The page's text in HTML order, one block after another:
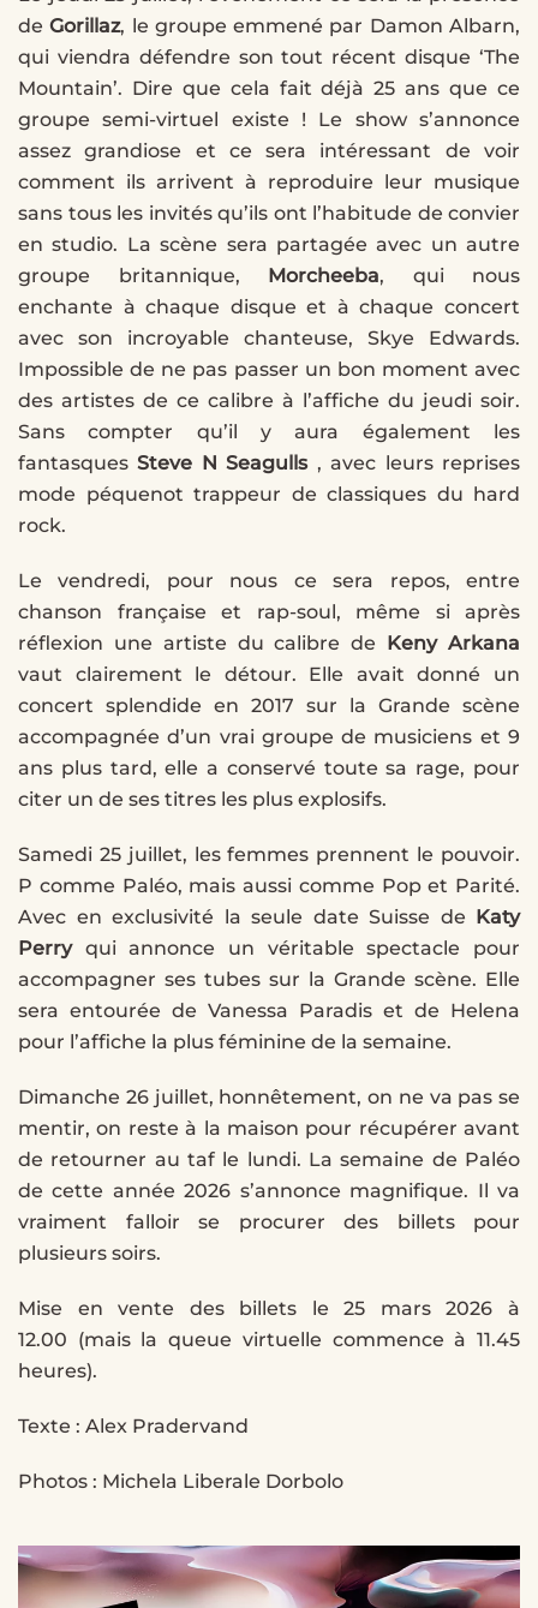
deGorillaz, le groupe emmené par Damon Albarn,
qui viendra défendre son tout récent disque ‘The
Mountain’. Dire que cela fait déjà 25 ans que ce
groupe semi-virtuel existe ! Le show s’annonce
assez grandiose et ce sera intéressant de voir
comment ils arrivent à reproduire leur musique
sans tous les invités qu’ils ont l’habitude de convier
en studio. La scène sera partagée avec un autre
groupe britannique, Morcheeba, qui nous
enchante à chaque disque et à chaque concert
avec son incroyable chanteuse, Skye Edwards.
Impossible de ne pas passer un bon moment avec
des artistes de ce calibre à l’affiche du jeudi soir.
Sans compter qu’il y aura également les
fantasquesSteve N Seagulls, avec leurs reprises
mode péquenot trappeur de classiques du hard
rock.
Le vendredi, pour nous ce sera repos, entre
chanson française et rap-soul, même si après
réflexion une artiste du calibre de Keny Arkana
vaut clairement le détour. Elle avait donné un
concert splendide en 2017 sur la Grande scène
accompagnée d’un vrai groupe de musiciens et 9
ans plus tard, elle a conservé toute sa rage, pour
citer un de ses titres les plus explosifs.
Samedi 25 juillet, les femmes prennent le pouvoir.
P comme Paléo, mais aussi comme Pop et Parité.
Avec en exclusivité la seule date Suisse de Katy
Perryqui annonce un véritable spectacle pour
accompagner ses tubes sur la Grande scène. Elle
sera entourée de Vanessa Paradis et de Helena
pour l’affiche la plus féminine de la semaine.
Dimanche 26 juillet, honnêtement, on ne va pas se
mentir, on reste à la maison pour récupérer avant
de retourner au taf le lundi. La semaine de Paléo
de cette année 2026 s’annonce magnifique. Il va
vraiment falloir se procurer des billets pour
plusieurs soirs.
Mise en vente des billets le 25 mars 2026 à
12.00 (mais la queue virtuelle commence à 11.45
heures).
Texte : Alex Pradervand
Photos : Michela Liberale Dorbolo